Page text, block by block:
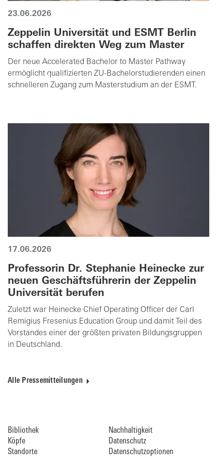
23.06.2026
Zeppelin Universität und ESMT Berlin
schaffen direkten Weg zum Master
Der neue Accelerated Bachelor to Master Pathway
ermöglicht qualifizierten ZU-Bachelorstudierenden einen
schnelleren Zugang zum Masterstudium an der ESMT.
17.06.2026
Professorin Dr. Stephanie Heinecke zur
neuen Geschäftsführerin der Zeppelin
Universität berufen
Zuletzt war Heinecke Chief Operating Officer der Carl
Remigius Fresenius Education Group und damit Teil des
Vorstandes einer der größten privaten Bildungsgruppen
in Deutschland.
Alle Pressemitteilungen
Bibliothek
Köpfe
Standorte
Nachhaltigkeit
Datenschutz
Datenschutzoptionen